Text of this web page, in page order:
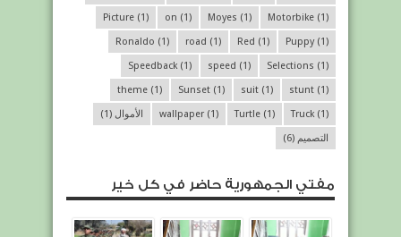
Motorbike (1)
Moyes (1)
on (1)
Picture (1)
Puppy(1)
Red (1)
road (1)
Ronaldo (1)
Selections (1)
speed (1)
Speedback (1)
stunt (1)
suit (1)
Sunset (1)
theme (1)
Truck (1)
Turtle (1)
wallpaper (1) الأموال (1)
التصميم (6)
مفتي الجمهورية حاضر في كل خير